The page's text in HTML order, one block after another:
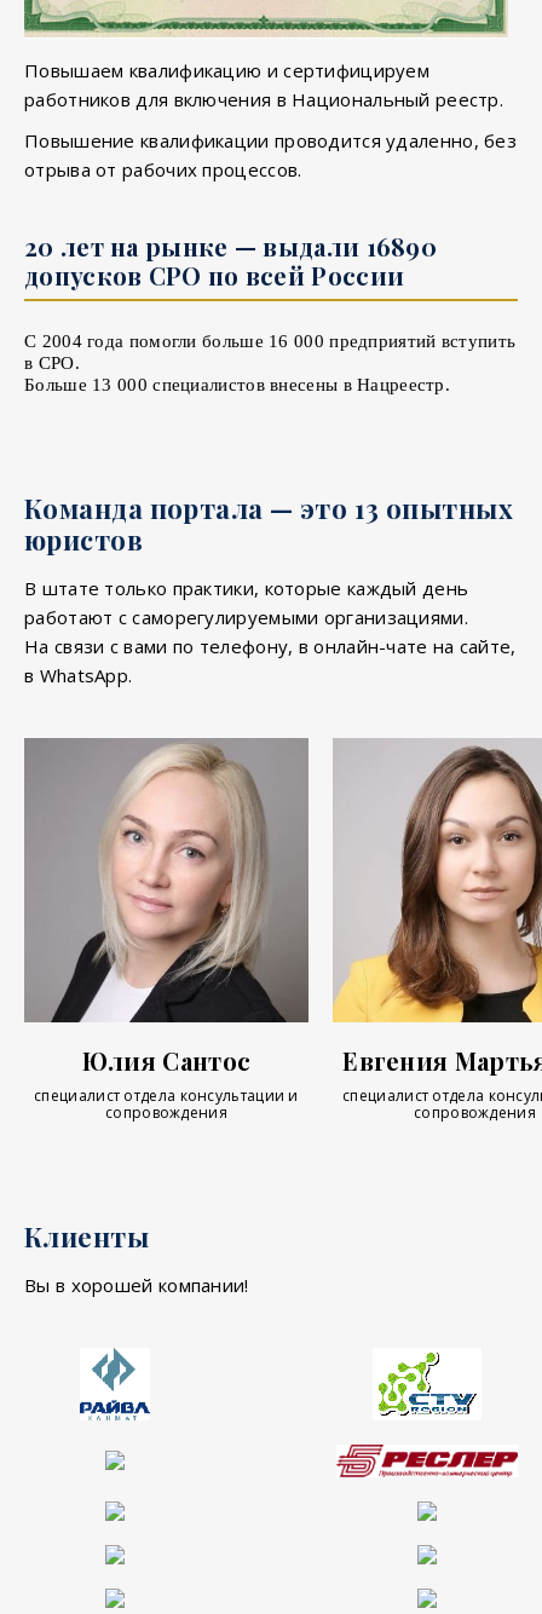
Повышаем квалификацию и сертифицируем
работников для включения в Национальный реестр.
Повышение квалификации проводится удаленно, без
отрыва от рабочих процессов.
20 лет на рынке — выдали 16890
допусков СРО по всей России
С 2004 года помогли больше 16 000 предприятий вступить
в СРО.
Больше 13 000 специалистов внесены в Нацреестр.
Команда портала — это 13 опытных
юристов
В штате только практики, которые каждый день
работают с саморегулируемыми организациями.
На связи с вами по телефону, в онлайн-чате на сайте,
в WhatsApp.
Юлия Сантос
специалист отдела консультации и
сопровождения
Евгения
специалист отдела
сопровождения
Клиенты
Вы в хорошей компании!